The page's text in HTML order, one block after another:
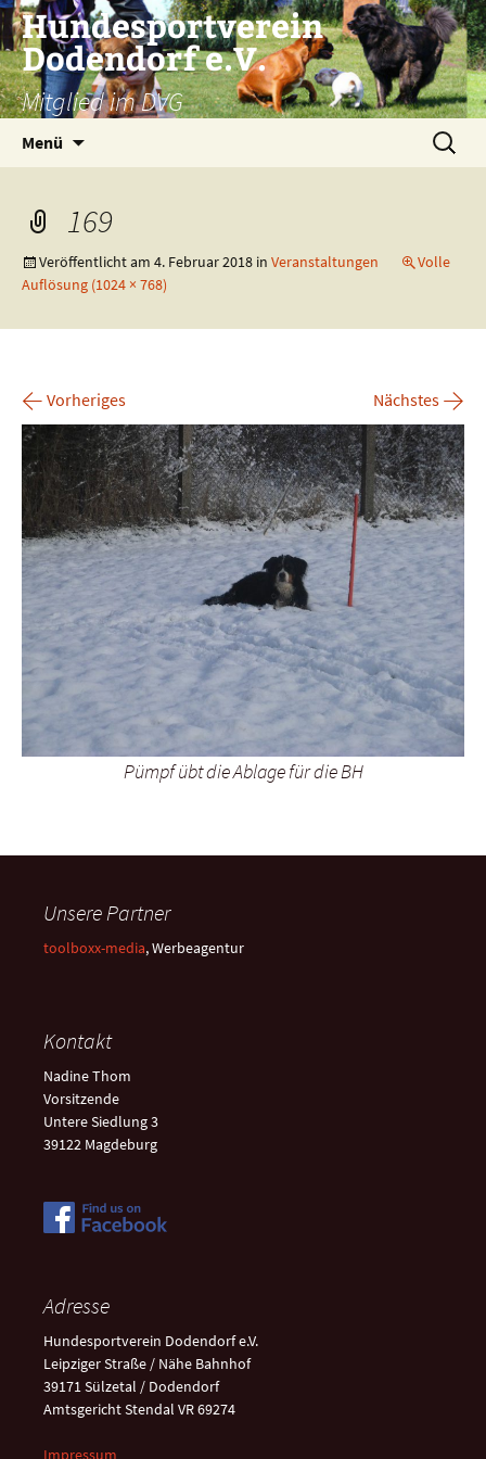
Zum
Inhalt
springen
Hundesportverein
Dodendorf e.V.
Mitglied im DVG
Menü
Suchen
nach:
169
Veröffentlicht am 4. Februar 2018 in Veranstaltungen
Volle
Auflösung (1024 × 768)
← Vorheriges Nächstes →
Pümpf übt die Ablage für die BH
Unsere Partner
toolboxx-media, Werbeagentur
Kontakt
Nadine Thom
Vorsitzende
Untere Siedlung 3
39122 Magdeburg
Adresse
Hundesportverein Dodendorf e.V.
Leipziger Straße / Nähe Bahnhof
39171 Sülzetal / Dodendorf
Amtsgericht Stendal VR 69274
Impressum